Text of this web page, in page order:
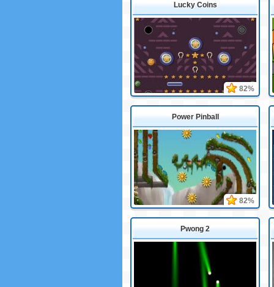
Lucky Coins
82%
Power Pinball
82%
Pwong 2